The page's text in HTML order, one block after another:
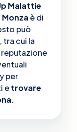
Malattie
è di
può
tra cui la
per
etrovare